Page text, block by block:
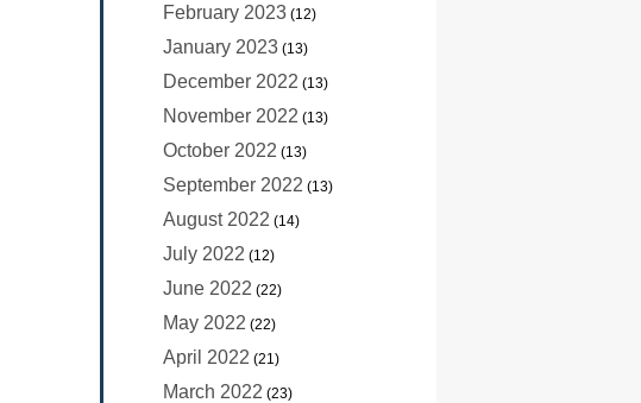
February 2023 (12)
January 2023 (13)
December 2022 (13)
November 2022 (13)
October 2022 (13)
September 2022 (13)
August 2022 (14)
July 2022 (12)
June 2022 (22)
May 2022 (22)
April 2022 (21)
March 2022 (23)